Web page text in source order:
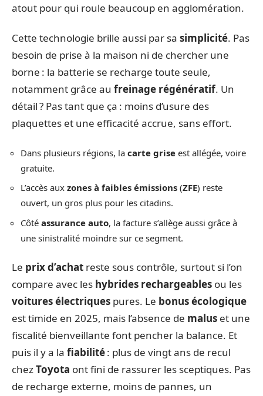
atout pour qui roule beaucoup en agglomération.
Cette technologie brille aussi par sa simplicité. Pas
besoin de prise à la maison ni de chercher une
borne : la batterie se recharge toute seule,
notamment grâce au freinage régénératif. Un
détail ? Pas tant que ça : moins d’usure des
plaquettes et une efficacité accrue, sans effort.
Dans plusieurs régions, la carte grise est allégée, voire
gratuite.
L’accès aux zones à faibles émissions (ZFE) reste
ouvert, un gros plus pour les citadins.
Côté assurance auto, la facture s’allège aussi grâce à
une sinistralité moindre sur ce segment.
Le prix d’achat reste sous contrôle, surtout si l’on
compare avec les hybrides rechargeables ou les
voitures électriques pures. Le bonus écologique
est timide en 2025, mais l’absence de malus et une
fiscalité bienveillante font pencher la balance. Et
puis il y a la fiabilité: plus de vingt ans de recul
chezToyota ont fini de rassurer les sceptiques. Pas
de recharge externe, moins de pannes, un